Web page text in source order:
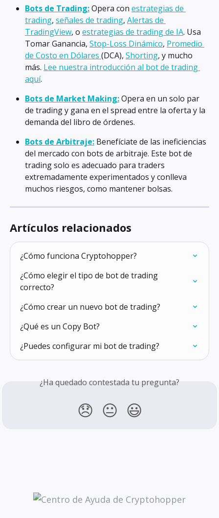
Bots de Trading: Opera con estrategias de
trading, señales de trading, Alertas de
TradingView, o estrategias de trading de IA. Usa
Tomar Ganancia, Stop-Loss Dinámico, Promedio
de Costo en Dólares (DCA), Shorting, y mucho
más. Lee nuestra introducción al bot de trading
aquí.
Bots de Market Making: Opera en un solo par
de trading y gana en el spread entre la oferta y la
demanda del libro de órdenes.
Bots de Arbitraje: Benefíciate de las ineficiencias
del mercado con bots de arbitraje. Este bot de
trading solo es adecuado para traders
extremadamente experimentados y conlleva
muchos riesgos, como mantener bolsas.
Artículos relacionados
¿Cómo funciona Cryptohopper?
¿Cómo elegir el tipo de bot de trading
correcto?
¿Cómo crear un nuevo bot de trading?
¿Qué es un Copy Bot?
¿Puedes configurar mi bot de trading?
¿Ha quedado contestada tu pregunta?
😞 😐 😃